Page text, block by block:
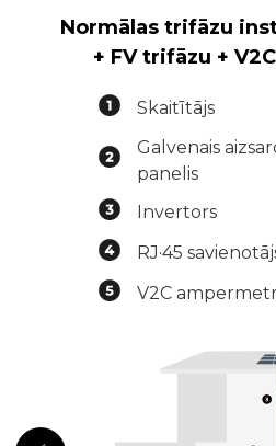
Normālas trifāzu
+ FV trifāzu +
Skaitītājs
Galvenais
panelis
Invertors
RJ·45
V2C